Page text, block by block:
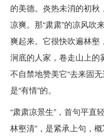
的美德。炎热未消的初
凉爽。那“肃肃”的凉风吹
爽起来。它很快吹遍林壑
涧底的人家，卷走山上的
不自禁地赞美它“去来固
是“有情”的。
“肃肃凉景生”，首句平直
林壑清”，是紧承上句，